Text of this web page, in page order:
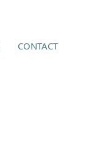
CONTACT